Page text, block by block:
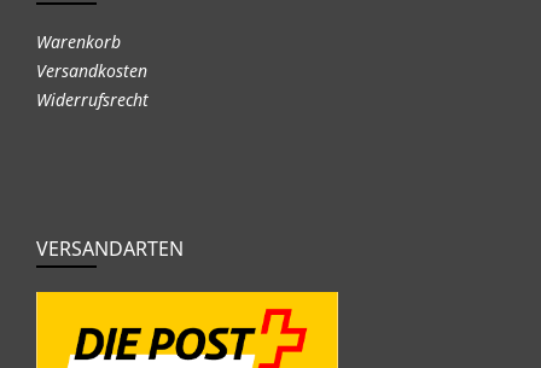
Warenkorb
Versandkosten
Widerrufsrecht
VERSANDARTEN